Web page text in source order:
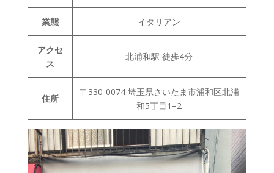
業態 イタリアン
アクセ
ス
北浦和駅 徒歩4分
住所
〒330-0074 埼玉県さいたま市浦和区北浦
和5丁目1−2